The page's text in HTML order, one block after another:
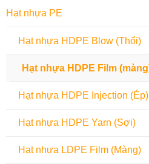
Hạt nhựa PE
Hạt nhựa HDPE Blow (Thổi)
Hạt nhựa HDPE Film
Hạt nhựa HDPE Injection (Ép)
Hạt nhựa HDPE Yarn (Sợi)
Hạt nhựa LDPE Film (Màng)